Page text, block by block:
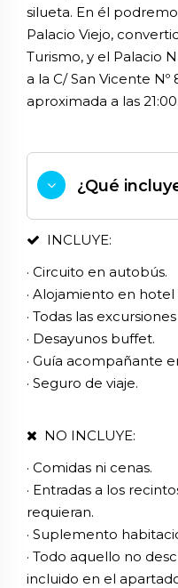
silueta. En él
Palacio Viejo,
Turismo, y el Palacio
a la C/ San Vicente
aproximada a las
¿Qué
INCLUYE:
· Circuito en autobús.
· Alojamiento en
· Todas las
· Desayunos buffet.
· Guía acompañante
· Seguro de viaje.
NO INCLUYE:
· Comidas ni cenas.
· Entradas a los
requieran.
· Suplemento
· Todo aquello no
incluido en el